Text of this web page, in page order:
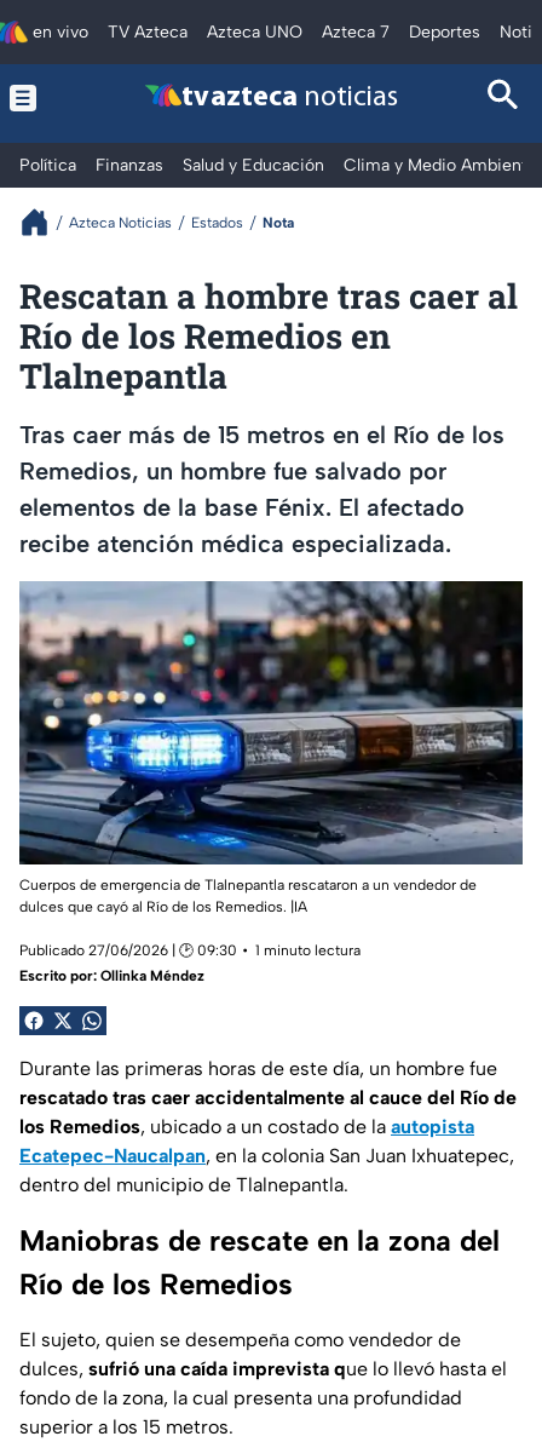
en vivo TV Azteca Azteca UNO Azteca 7 Deportes
tv azteca noticias
Política Finanzas Salud y Educación Clima y Medio Ambiente
Azteca Noticias Estados Nota
Rescatan a hombre tras caer al
Río de los Remedios en
Tlalnepantla
Tras caer más de 15 metros en el Río de los
Remedios, un hombre fue salvado por
elementos de la base Fénix. El afectado
recibe atención médica especializada.
Cuerpos de emergencia de Tlalnepantla rescataron a un vendedor de
dulces que cayó al Río de los Remedios. |IA
Publicado 27/06/2026 | 🕑 09:30
1 minuto lectura
Escrito por: Ollinka Méndez
Durante las primeras horas de este día, un hombre fue
rescatado tras caer accidentalmente al cauce del Río de
los Remedios, ubicado a un costado de la autopista
Ecatepec-Naucalpan, en la colonia San Juan Ixhuatepec,
dentro del municipio de Tlalnepantla.
Maniobras de rescate en la zona del
Río de los Remedios
El sujeto, quien se desempeña como vendedor de
dulces, sufrió una caída imprevista que lo llevó hasta el
fondo de la zona, la cual presenta una profundidad
superior a los 15 metros.